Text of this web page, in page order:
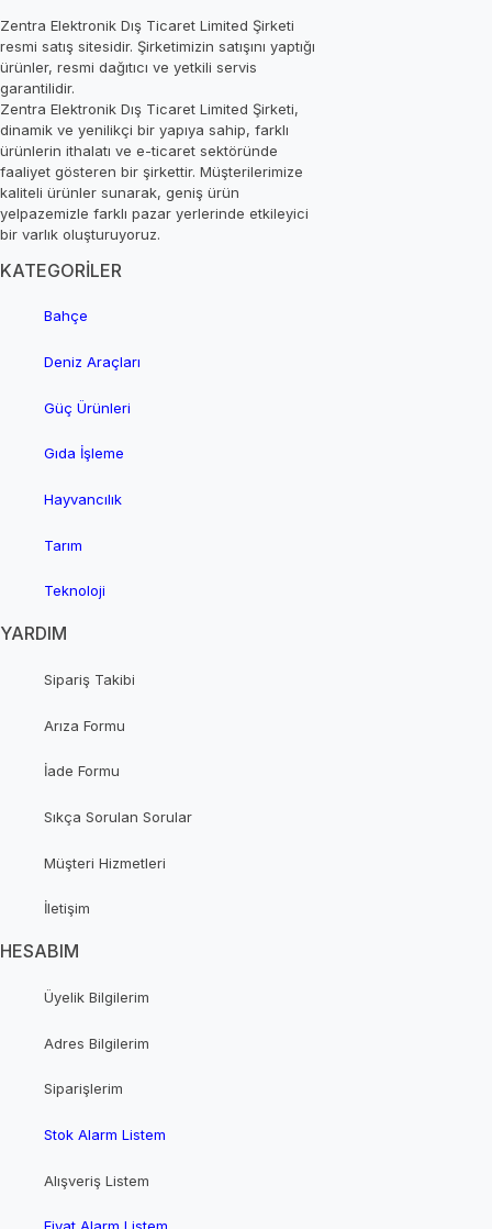
Zentra Elektronik Dış Ticaret Limited Şirketi
resmi satış sitesidir. Şirketimizin satışını yaptığı
ürünler, resmi dağıtıcı ve yetkili servis
garantilidir.
Zentra Elektronik Dış Ticaret Limited Şirketi,
dinamik ve yenilikçi bir yapıya sahip, farklı
ürünlerin ithalatı ve e-ticaret sektöründe
faaliyet gösteren bir şirkettir. Müşterilerimize
kaliteli ürünler sunarak, geniş ürün
yelpazemizle farklı pazar yerlerinde etkileyici
bir varlık oluşturuyoruz.
KATEGORİLER
Bahçe
Deniz Araçları
Güç Ürünleri
Gıda İşleme
Hayvancılık
Tarım
Teknoloji
YARDIM
Sipariş Takibi
Arıza Formu
İade Formu
Sıkça Sorulan Sorular
Müşteri Hizmetleri
İletişim
HESABIM
Üyelik Bilgilerim
Adres Bilgilerim
Siparişlerim
Stok Alarm Listem
Alışveriş Listem